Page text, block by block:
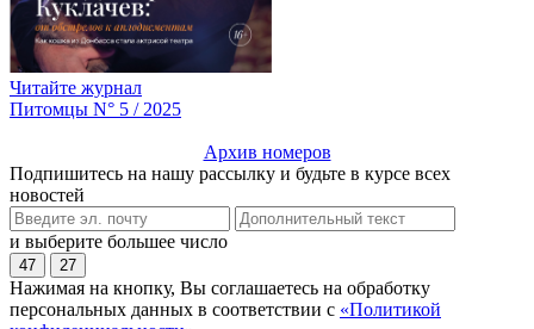
Читайте журнал
Питомцы N° 5 / 2025
Архив номеров
Подпишитесь на нашу рассылку и будьте в курсе всех
новостей
и выберите большее число
47 27
Нажимая на кнопку, Вы соглашаетесь на обработку
персональных данных в соответствии с «Политикой